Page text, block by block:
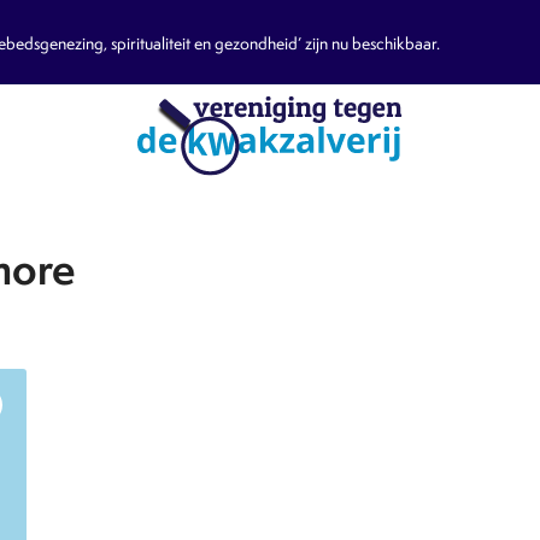
spiritualiteit en gezondheid’ zijn nu beschikbaar.